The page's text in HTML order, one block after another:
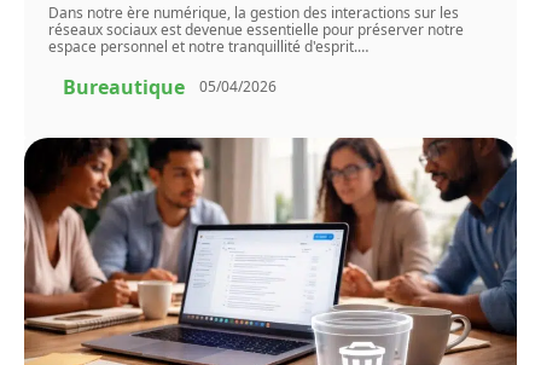
Dans notre ère numérique, la gestion des interactions sur les
réseaux sociaux est devenue essentielle pour préserver notre
espace personnel et notre tranquillité d'esprit.…
Bureautique 05/04/2026